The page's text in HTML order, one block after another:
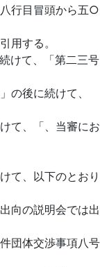
行目冒頭から五○
用する。
けて、「第二三号
の後に続けて、
て、「、当審にお
て、以下のとおり
向の説明会では出
団体交渉事項八号